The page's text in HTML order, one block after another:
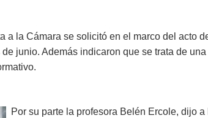
a la Cámara se solicitó en el marco del acto
junio. Además indicaron que se trata de
Por su parte la profesora Belén Ercole, dijo